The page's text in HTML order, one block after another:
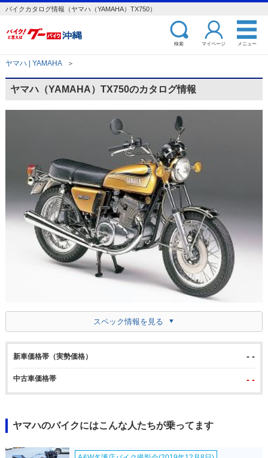
バイクカタログ情報（ヤマハ（YAMAHA）TX750）
検索 マイページ メニュー
ヤマハ | YAMAHA ＞
ヤマハ（YAMAHA）TX750のカタログ情報
スペック情報を見る
新車価格帯（実勢価格） - -
中古車価格帯 - -
ヤマハのバイクにはこんな人たちが乗ってます